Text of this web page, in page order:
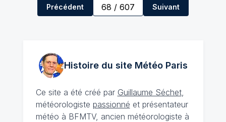
Précédent 68 / 607 Suivant
Histoire du site MétéoParis
Ce site a été créé par Guillaume Séchet,
météorologiste passionné et présentateur
météo à BFMTV, ancien météorologiste à